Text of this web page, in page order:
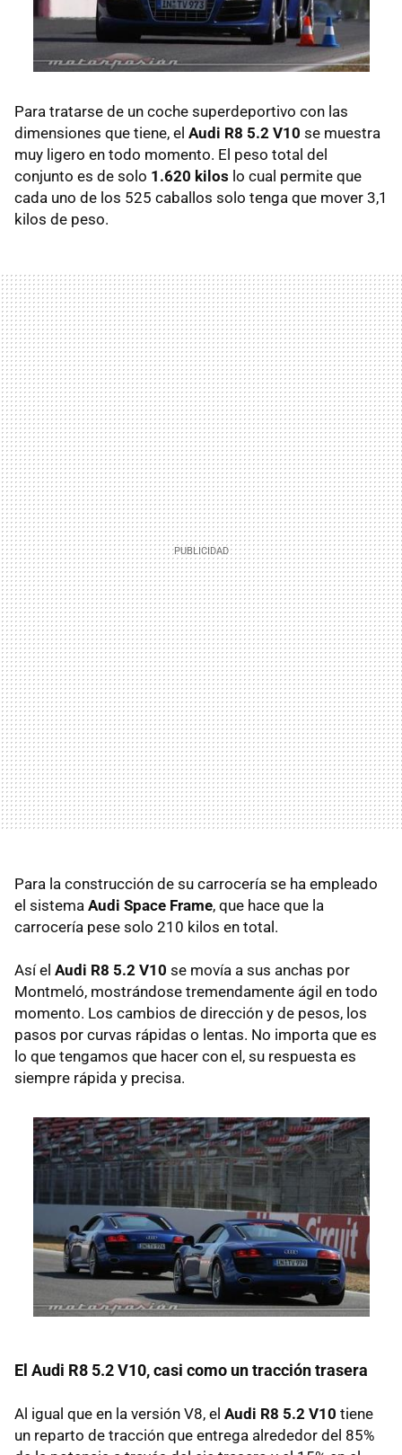
Para tratarse de un coche superdeportivo con las
dimensiones que tiene, el Audi R8 5.2 V10 se muestra
muy ligero en todo momento. El peso total del
conjunto es de solo 1.620 kilos lo cual permite que
cada uno de los 525 caballos solo tenga que mover 3,1
kilos de peso.
Para la construcción de su carrocería se ha empleado
el sistema Audi Space Frame, que hace que la
carrocería pese solo 210 kilos en total.
Así el Audi R8 5.2 V10 se movía a sus anchas por
Montmeló, mostrándose tremendamente ágil en todo
momento. Los cambios de dirección y de pesos, los
pasos por curvas rápidas o lentas. No importa que es
lo que tengamos que hacer con el, su respuesta es
siempre rápida y precisa.
El Audi R8 5.2 V10, casi como un tracción trasera
Al igual que en la versión V8, el Audi R8 5.2 V10 tiene
un reparto de tracción que entrega alrededor del 85%